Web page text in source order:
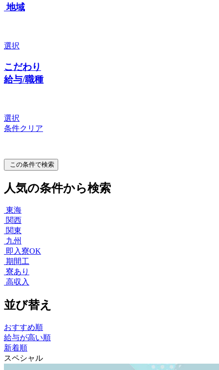
地域
選択
こだわり
給与/職種
選択
条件クリア
この条件で検索
人気の条件から検索
東海
関西
関東
九州
即入寮OK
期間工
寮あり
高収入
並び替え
おすすめ順
給与が高い順
新着順
スペシャル